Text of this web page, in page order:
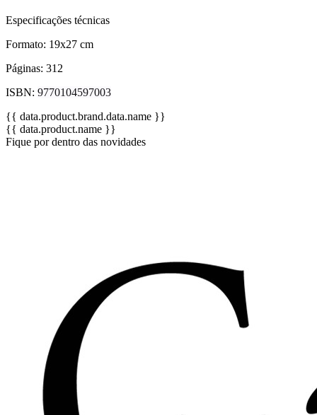
Especificações técnicas
Formato: 19x27 cm
Páginas: 312
ISBN: 9770104597003
{{ data.product.brand.data.name }}
{{ data.product.name }}
Fique por dentro das novidades